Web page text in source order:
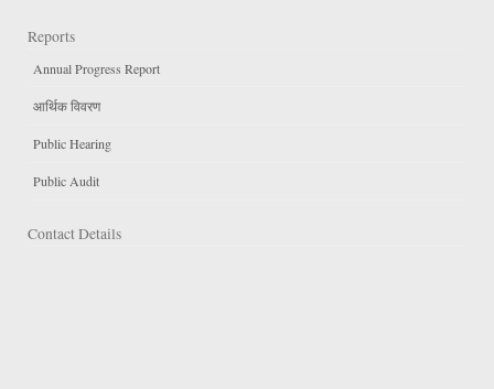
Reports
Annual Progress Report
आर्थिक विवरण
Public Hearing
Public Audit
Contact Details